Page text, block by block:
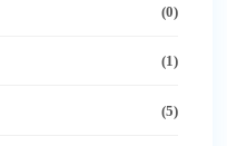
(0)
(1)
(5)